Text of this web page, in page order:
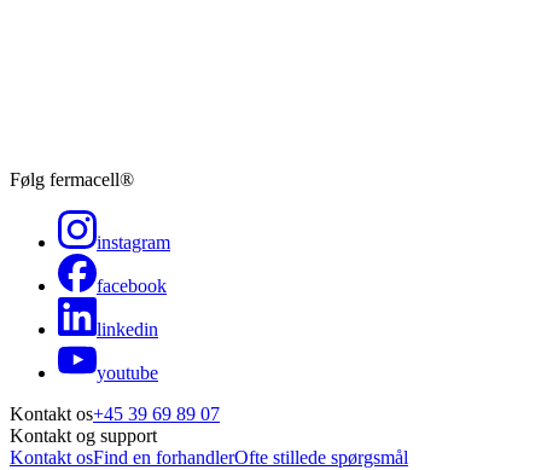
Følg fermacell®
instagram
facebook
linkedin
youtube
Kontakt os+45 39 69 89 07
Kontakt og support
Kontakt osFind en forhandlerOfte stillede spørgsmål